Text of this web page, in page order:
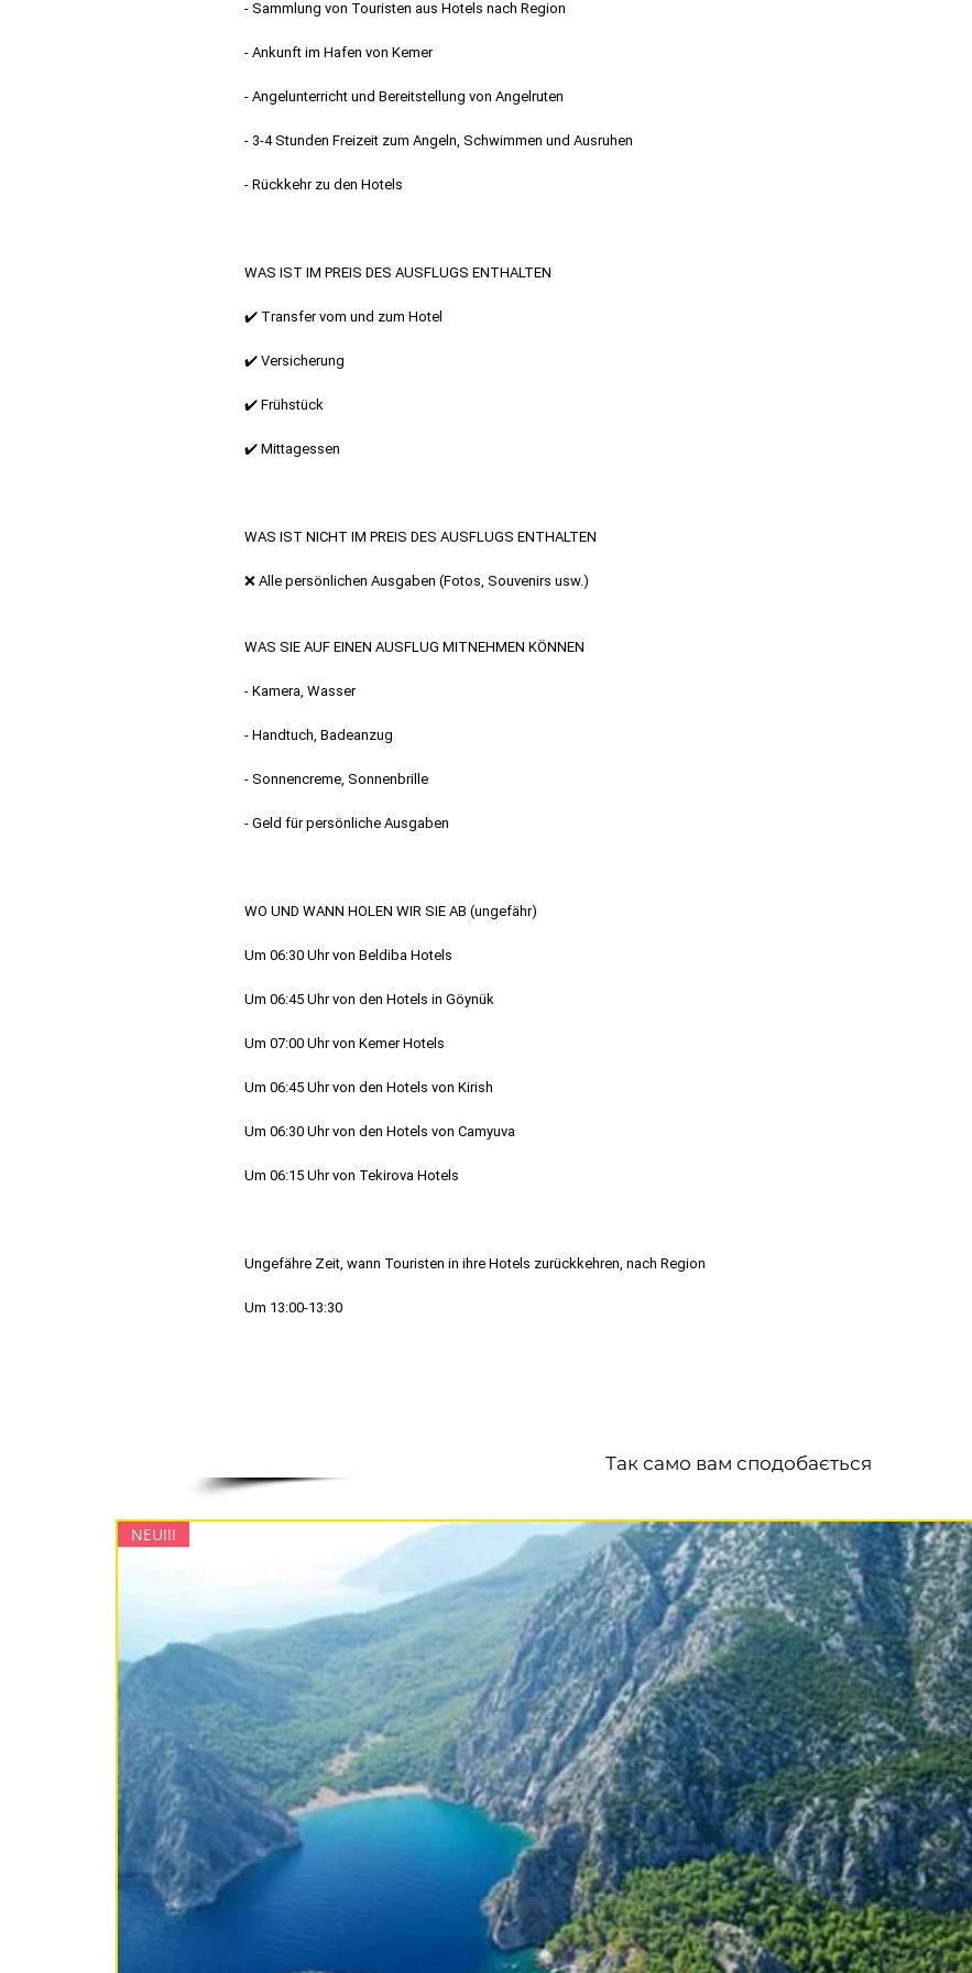
- Sammlung von Touristen aus Hotels nach Region
- Ankunft im Hafen von Kemer
- Angelunterricht und Bereitstellung von Angelruten
- 3-4 Stunden Freizeit zum Angeln, Schwimmen und Ausruhen
- Rückkehr zu den Hotels
WAS IST IM PREIS DES AUSFLUGS ENTHALTEN
✔️ Transfer vom und zum Hotel
✔️ Versicherung
✔️ Frühstück
✔️ Mittagessen
WAS IST NICHT IM PREIS DES AUSFLUGS ENTHALTEN
❌ Alle persönlichen Ausgaben (Fotos, Souvenirs usw.)
WAS SIE AUF EINEN AUSFLUG MITNEHMEN KÖNNEN
- Kamera, Wasser
- Handtuch, Badeanzug
- Sonnencreme, Sonnenbrille
- Geld für persönliche Ausgaben
WO UND WANN HOLEN WIR SIE AB (ungefähr)
Um 06:30 Uhr von Beldiba Hotels
Um 06:45 Uhr von den Hotels in Göynük
Um 07:00 Uhr von Kemer Hotels
Um 06:45 Uhr von den Hotels von Kirish
Um 06:30 Uhr von den Hotels von Camyuva
Um 06:15 Uhr von Tekirova Hotels
Ungefähre Zeit, wann Touristen in ihre Hotels zurückkehren, nach Region
Um 13:00-13:30
Так само вам сподобається
NEU!!!